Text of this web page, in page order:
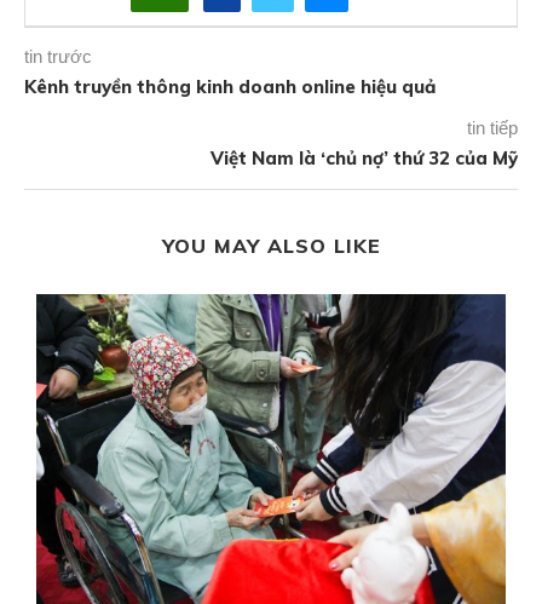
tin trước
Kênh truyền thông kinh doanh online hiệu quả
tin tiếp
Việt Nam là ‘chủ nợ’ thứ 32 của Mỹ
YOU MAY ALSO LIKE